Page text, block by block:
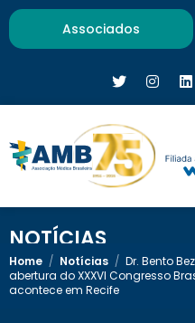
Associados
NOTÍCIAS
Home / Notícias / Dr. Bento
abertura do XXXVI Congresso
acontece em Recife